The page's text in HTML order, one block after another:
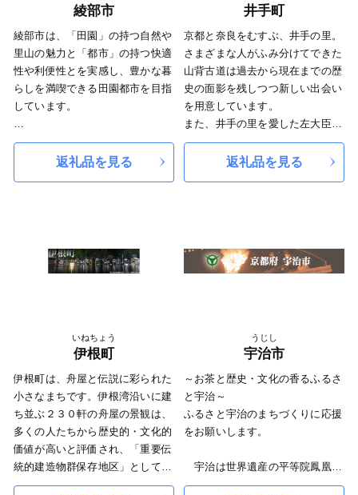
綾部市
綾部市は、「田園」の持つ自然や
里山の魅力と「都市」の持つ快適
性や利便性とを実感し、豊かな暮
らしを満喫できる田園都市を目指
しています。
『一人ひとりの幸せをみんなで紡
いで実現できるまち・・・綾部』
景や魅力あふれる里山に恵まれ、
多様な産業が集積するものづくり
－歴史と文化を体験できるま
聖徳太子の創建と伝わる京都府
北部の建造物で唯一の国宝「光明
寺二王門」や800年以上の伝統を
持つ手漉きの「黒谷和紙」など、
自然と人が共存してきた文化、土
地が育んだ歴史があるまちです。
返礼品を見る
井手町
京都と奈良をむすぶ、井手の里。
さまざまな人がふみ分けてできた
山背古道は過去から現在までの歴
史の面影を残しつつ新しい出会い
を用意しています。
また、井手の里を愛した左大臣橘
諸兄は日本六玉川の一つ、玉川の
堤に美しい山吹を植えました。地
町なのです。
井手町ふるさと納税担当窓口
※土日祝祭日は休みとなります
Email:ide@furusato-
返礼品を見る
いねちょう
伊根町
伊根町は、舟屋と伝説に彩られた
小さなまちです。伊根湾沿いに建
ち並ぶ２３０軒の舟屋の景観は、
多くの人たちから歴史的・文化的
価値が高いと評価され、「重要伝
統的建造物群保存地区」として国
の選定を受けたところです。
うじし
宇治市
～お茶と歴史・文化の香るふるさ
と宇治～
ふるさと宇治のまちづくりに応援
をお願いします。
宇治は世界遺産の平等院鳳凰堂
や宇治上神社をはじめ、数多くの